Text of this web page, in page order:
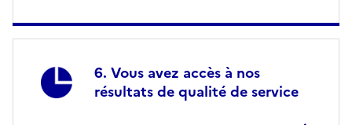
Vous avez accès à nos
résultats de qualité de service